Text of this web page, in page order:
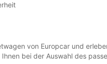
von Europcar und
bei der Auswahl des